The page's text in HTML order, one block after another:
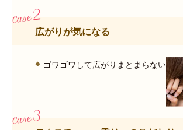
広がりが気になる
ゴワゴワして広がりまとまらない